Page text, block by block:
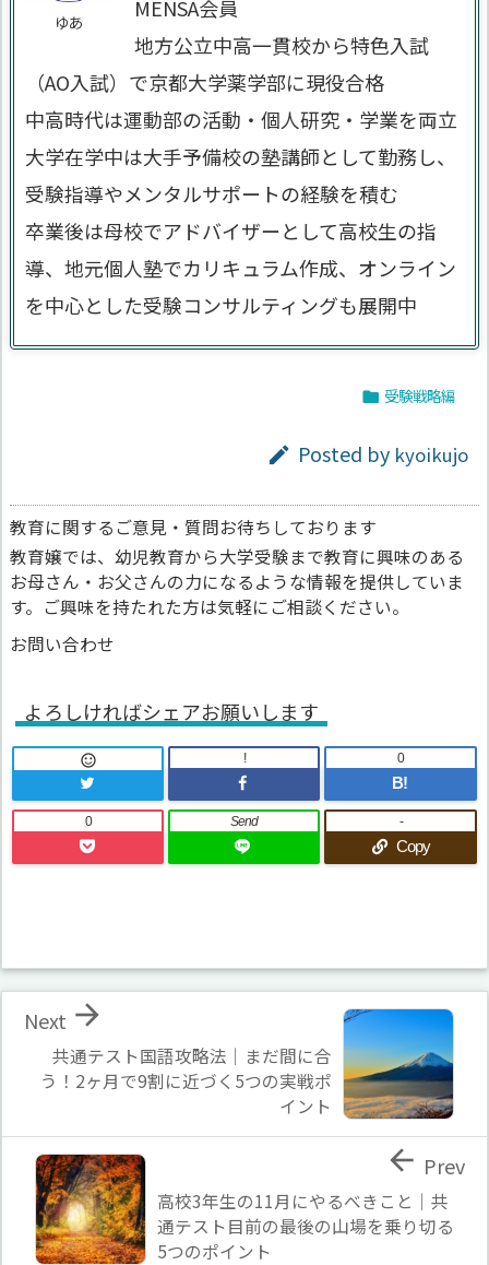
ゆあ
MENSA会員
地方公立中高一貫校から特色入試
（AO入試）で京都大学薬学部に現役合格
中高時代は運動部の活動・個人研究・学業を両立
大学在学中は大手予備校の塾講師として勤務し、
受験指導やメンタルサポートの経験を積む
卒業後は母校でアドバイザーとして高校生の指
導、地元個人塾でカリキュラム作成、オンライン
を中心とした受験コンサルティングも展開中
 受験戦略編
 Posted by kyoikujo
教育に関するご意見・質問お待ちしております
教育嬢では、幼児教育から大学受験まで教育に興味のある
お母さん・お父さんの力になるような情報を提供していま
す。ご興味を持たれた方は気軽にご相談ください。
お問い合わせ
よろしければシェアお願いします
 !
B!
0
0 Send
Copy
-
共通テスト国語攻略法｜まだ間に合
う！2ヶ月で9割に近づく5つの実戦ポ
イント

Next
高校3年生の11月にやるべきこと｜共
通テスト目前の最後の山場を乗り切る
5つのポイント
 Prev